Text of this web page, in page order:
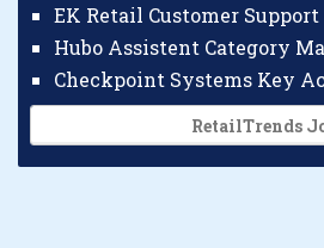
EK Retail Customer
Hubo Assistent Category
RetailTrends